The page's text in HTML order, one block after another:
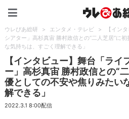
ウレぴあ総研 > エンタメ・テレビ >
【イン
シアター」高杉真宙 勝村政信との“二人芝居”に
な気持ちは、すごく理解できる」
【インタビュー】舞台「ライ
ー」高杉真宙 勝村政信との“
優としての不安や焦りみたい
解できる」
2022.3.1 8:00配信